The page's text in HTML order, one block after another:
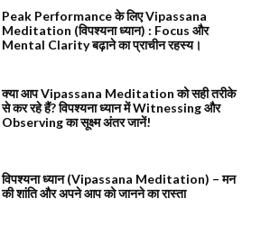
Peak Performance के लिए Vipassana
Meditation (विपश्यना ध्यान) : Focus और
Mental Clarity बढ़ाने का प्राचीन रहस्य।
क्या आप Vipassana Meditation को सही तरीके
से कर रहे हैं? विपश्यना ध्यान में Witnessing और
Observing का सूक्ष्म अंतर जानें!
विपश्यना ध्यान (Vipassana Meditation) – मन
की शांति और अपने आप को जानने का रास्ता